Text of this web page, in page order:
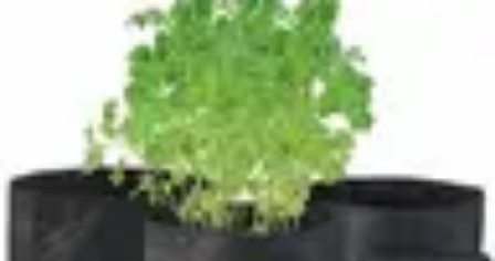
Choix des Légumes CultivationCultivation
Astuces et Conseils
Guide Légumes